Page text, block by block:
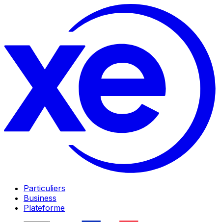
Particuliers
Business
Plateforme